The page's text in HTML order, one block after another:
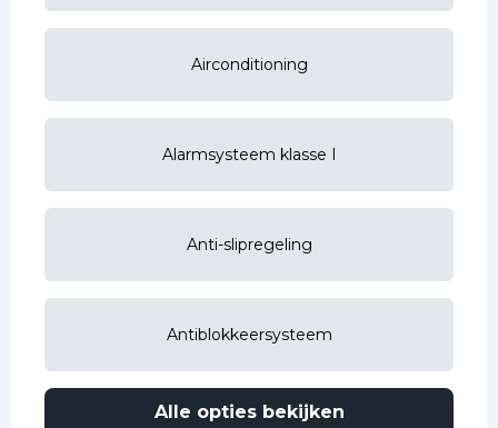
Airconditioning
Alarmsysteem klasse I
Anti-slipregeling
Antiblokkeersysteem
Alle opties bekijken